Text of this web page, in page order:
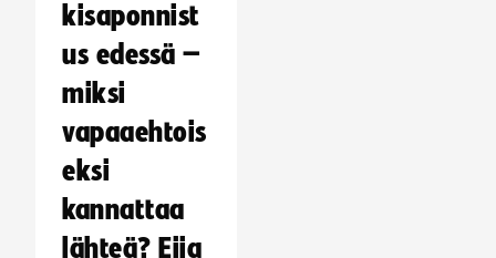
kisaponnist
us edessä –
miksi
vapaaehtois
eksi
kannattaa
lähteä? Eija